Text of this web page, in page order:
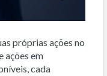
próprias ações no
ações em
cada